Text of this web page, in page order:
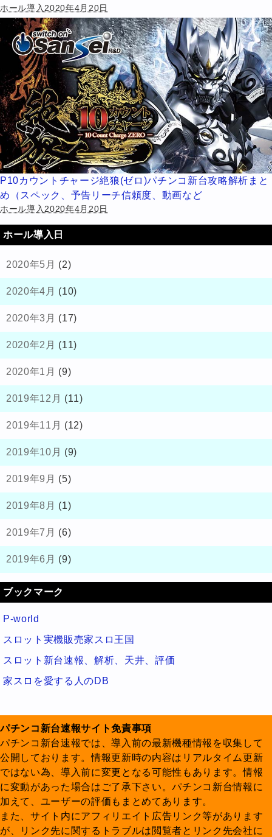
ホール導入2020年4月20日
P10カウントチャージ絶狼(ゼロ)パチンコ新台攻略解析まと
め（スペック、予告リーチ信頼度、動画など
ホール導入2020年4月20日
ホール導入日
2020年5月 (2)
2020年4月 (10)
2020年3月 (17)
2020年2月 (11)
2020年1月 (9)
2019年12月 (11)
2019年11月 (12)
2019年10月 (9)
2019年9月 (5)
2019年8月 (1)
2019年7月 (6)
2019年6月 (9)
ブックマーク
P-world
スロット実機販売家スロ王国
スロット新台速報、解析、天井、評価
家スロを愛する人のDB
パチンコ新台速報サイト免責事項
パチンコ新台速報では、導入前の最新機種情報を収集して
公開しております。情報更新時の内容はリアルタイム更新
ではない為、導入前に変更となる可能性もあります。情報
に変動があった場合はご了承下さい。パチンコ新台情報に
加えて、ユーザーの評価もまとめてあります。
また、サイト内にアフィリエイト広告リンク等があります
が、リンク先に関するトラブルは閲覧者とリンク先会社に